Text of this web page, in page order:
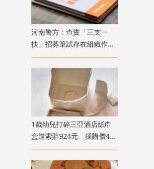
​河南警方：查實「三支一
扶」招募筆試存在組織作弊
犯罪行為 已抓獲疑犯
1歲幼兒打碎三亞酒店紙巾
盒遭索賠924元 採購價462
元惹爭議